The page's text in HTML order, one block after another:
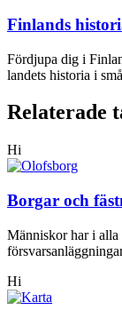
Finlands
Fördjupa dig i
landets historia i
Relaterade
Hi
Borgar och
Människor har i
Hi